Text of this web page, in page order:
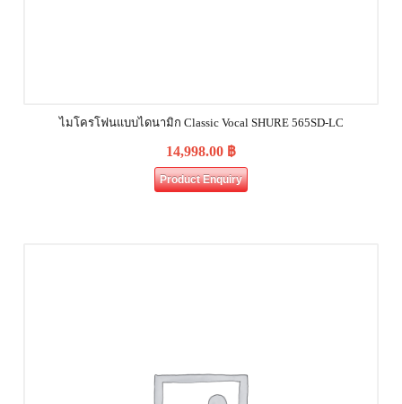
ไมโครโฟนแบบไดนามิก Classic Vocal SHURE 565SD-LC
14,998.00 ฿
Product Enquiry